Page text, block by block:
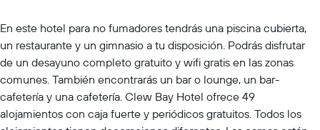
En este hotel para no fumadores tendrás una piscina cubierta,
un restaurante y un gimnasio a tu disposición. Podrás disfrutar
de un desayuno completo gratuito y wifi gratis en las zonas
comunes. También encontrarás un bar o lounge, un bar-
cafetería y una cafetería. Clew Bay Hotel ofrece 49
alojamientos con caja fuerte y periódicos gratuitos. Todos los